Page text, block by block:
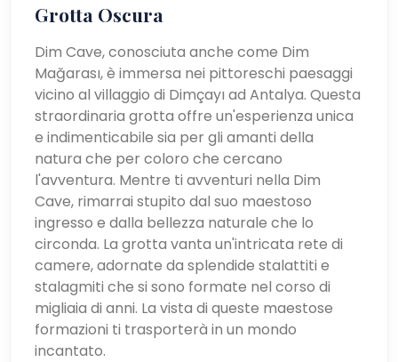
Grotta Oscura
Dim Cave, conosciuta anche come Dim
Mağarası, è immersa nei pittoreschi paesaggi
vicino al villaggio di Dimçayı ad Antalya. Questa
straordinaria grotta offre un'esperienza unica
e indimenticabile sia per gli amanti della
natura che per coloro che cercano
l'avventura. Mentre ti avventuri nella Dim
Cave, rimarrai stupito dal suo maestoso
ingresso e dalla bellezza naturale che lo
circonda. La grotta vanta un'intricata rete di
camere, adornate da splendide stalattiti e
stalagmiti che si sono formate nel corso di
migliaia di anni. La vista di queste maestose
formazioni ti trasporterà in un mondo
incantato.